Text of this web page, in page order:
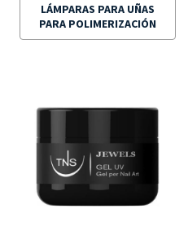
LÁMPARAS PARA UÑAS
PARA POLIMERIZACIÓN